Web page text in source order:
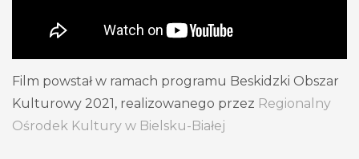
Film powstał w ramach programu Beskidzki Obszar
Kulturowy 2021, realizowanego przez Regionalny
Ośrodek Kultury w Bielsku-Białej